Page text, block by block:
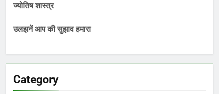
ज्योतिष शास्त्र
उलझनें आप की सुझाव हमारा
Category